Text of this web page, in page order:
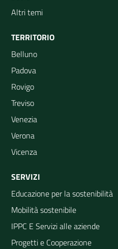
Altri temi
TERRITORIO
Belluno
Padova
Rovigo
Treviso
Venezia
Verona
Vicenza
SERVIZI
Educazione per la sostenibilità
Mobilità sostenibile
IPPC E Servizi alle aziende
Progetti e Cooperazione